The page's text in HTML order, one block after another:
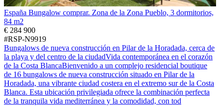
España Bungalow comprar. Zona de la Zona Pueblo, 3 dormitorios,
84 m2
€ 284 900
#RSP-N9919
Bungalows de nueva construcción en Pilar de la Horadada, cerca de
la playa y del centro de la ciudadVida contemporánea en el corazón
de la Costa BlancaBienvenido a un complejo residencial boutique
de 16 bungalows de nueva construcción situado en Pilar de la
Horadada, una vibrante ciudad costera en el extremo sur de la Costa
Blanca. Esta ubicación privilegiada ofrece la combinación perfecta
de la tranquila vida mediterránea y la comodidad, con tod